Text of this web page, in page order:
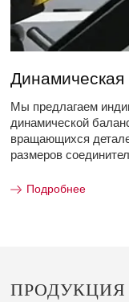
Динамическая
Мы предлагаем
динамической
вращающихся
размеров
Подробнее
ПРОДУКЦИЯ